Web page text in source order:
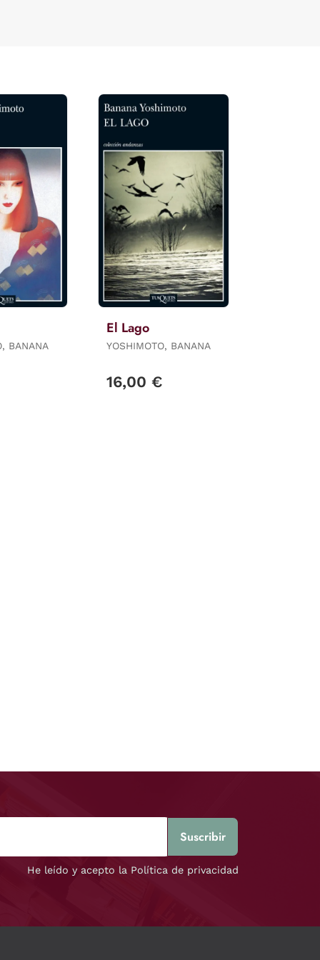
BANANA
El Lago
YOSHIMOTO, BANANA
16,00 €
He leído y acepto la Política de privacidad